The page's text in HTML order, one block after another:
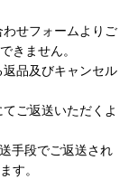
わせフォームよりご
きません。
品及びキャンセル
ご返送いただくよ
手段でご返送され
す。